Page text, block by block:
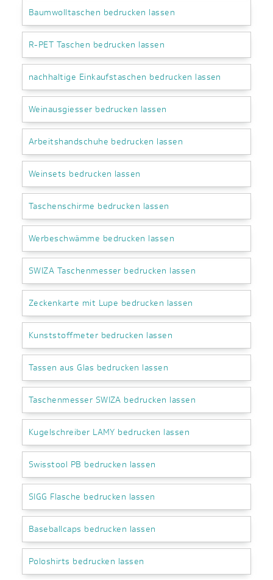
Baumwolltaschen bedrucken lassen
R-PET Taschen bedrucken lassen
nachhaltige Einkaufstaschen bedrucken lassen
Weinausgiesser bedrucken lassen
Arbeitshandschuhe bedrucken lassen
Weinsets bedrucken lassen
Taschenschirme bedrucken lassen
Werbeschwämme bedrucken lassen
SWIZA Taschenmesser bedrucken lassen
Zeckenkarte mit Lupe bedrucken lassen
Kunststoffmeter bedrucken lassen
Tassen aus Glas bedrucken lassen
Taschenmesser SWIZA bedrucken lassen
Kugelschreiber LAMY bedrucken lassen
Swisstool PB bedrucken lassen
SIGG Flasche bedrucken lassen
Baseballcaps bedrucken lassen
Poloshirts bedrucken lassen